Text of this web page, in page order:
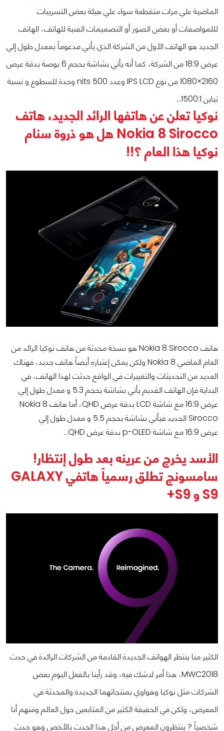
الماضية علي مرات متقطعة سواء علي هيئة بعض التسريبات
لللمواصفات أو بعض الصور أو التصميمات الفنية للهاتف، الهاتف
الجديد هو الهاتف الأول من الشركة الذي يأتي مدعوماً بمعدل طول إلي
عرض 18:9 من الشركة، كما أنه يأتي بشاشة بحجم 6 بوصة بدقة عرض
2160×1080 من نوع IPS LCD وعدد 500 nits وحدة للسطوع و نسبة
تباين 1500:1…
نوكيا تعلن عن هاتفها الرائد الجديد، هاتف
Nokia 8 Sirocco هل هو ذروة سنام
نوكيا هذا العام ؟!!
هاتف Nokia 8 Sirocco هو نسخة محدثة من هاتف نوكيا الرائد من
العام الماضي Nokia 8 ولكن يمكن إعتباره أيضاً هاتف جديد، فهناك
العديد من التحديثات والتغييرات في الواقع حدثت لهذا الهاتف، في
البداية فإن الهاتف القديم يأتي بشاشة بحجم 5.3 و معدل طول إلي
عرض 16:9 مع شاشة LCD بدقة عرض QHD، أما هاتف Nokia 8
Sirocco الجديد فيأتي بشاشة بحجم 5.5 و معدل طول إلي
عرض 16:9 مع شاشة p-OLED بدقة عرض QHD…
الأسد يخرج من عرينه بعد طول إنتظار!
سامسونج تطلق رسمياً هاتفي GALAXY
S9 و S9+
الكثير منا ينتظر الهواتف الجديدة القادمة من الشركات الرائدة في حدث
MWC2018، هذا أمر لاشك فيه، وقد رأينا بالفعل اليوم بعض
الشركات مثل نوكيا وهواوي بمنتجاتهما الجديدة والمحدثة في
المعرض، ولكن في الحقيقة الكثير من المتابعين حول العالم ومنهم أنا
شخصياً ? ينتظرون المعرض من أجل هذا الحدث بالأخص وهو حدث